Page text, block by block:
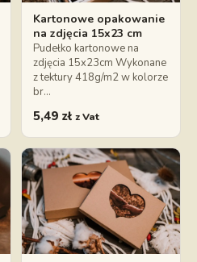
Kartonowe opakowanie
na zdjęcia 15x23 cm
Pudełko kartonowe na
zdjęcia 15x23cm Wykonane
z tektury 418g/m2 w kolorze
br…
5,49 zł z Vat